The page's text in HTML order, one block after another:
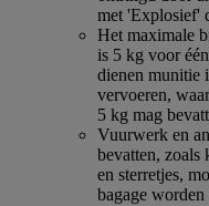
met 'Explosief'
Het maximale
is 5 kg voor
dienen munitie
vervoeren,
5 kg mag
Vuurwerk en
bevatten, zoals
en sterretjes,
bagage worden